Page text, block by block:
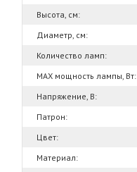
Высота, см:
Диаметр, см:
Количество ламп:
MAX мощность лампы, Вт:
Напряжение, В:
Патрон:
Цвет:
Материал: